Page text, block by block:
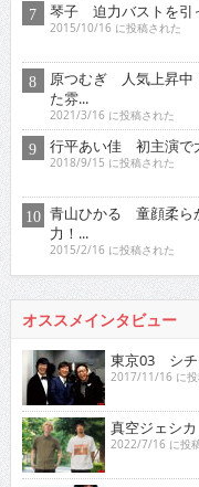
琴子 迫力バストを引
2015/10/16 に投稿された
原つむぎ 人気上昇中
た雰...
2021/3/16 に投稿された
行平あい佳 初主演で
2018/9/15 に投稿された
青山ひかる 童顔柔ら
力！...
2015/2/16 に投稿された
オススメインタビュー
東京03 シチ
2017/11/16 に投
真空ジェシ
2022/7/16 に投